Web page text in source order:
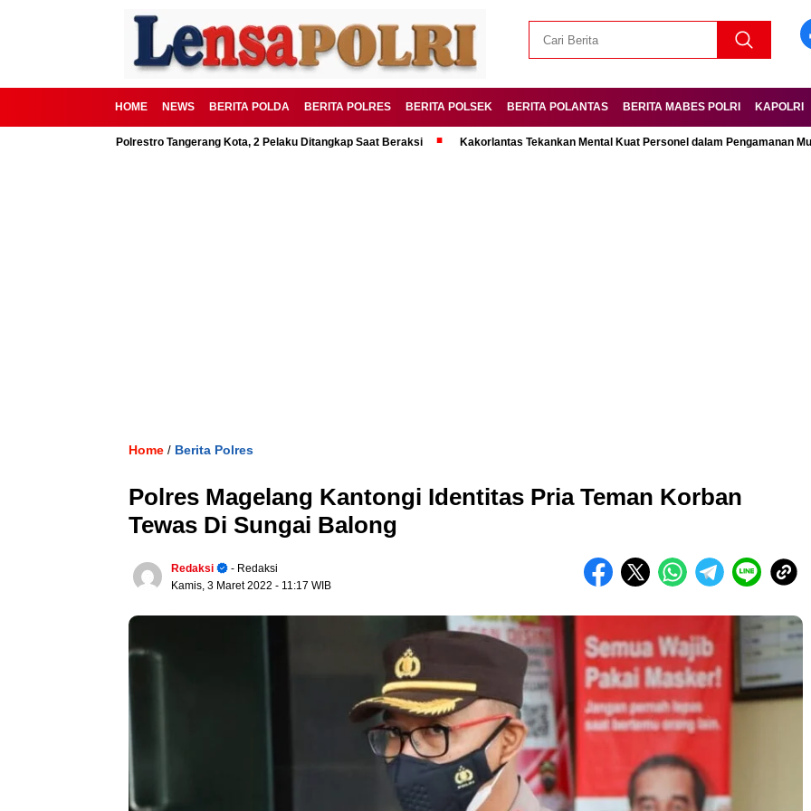
HOME NEWS BERITA POLDA BERITA POLRES BERITA POLSEK BERITA POLANTAS BERITA MABES POLRI KAPOLRI
Polrestro Tangerang Kota, 2 Pelaku Ditangkap Saat Beraksi Kakorlantas Tekankan Mental Kuat Personel dalam Pengamanan Mudik
Home / Berita Polres
Polres Magelang Kantongi Identitas Pria Teman Korban
Tewas Di Sungai Balong
Redaksi
- Redaksi
Kamis, 3 Maret 2022 - 11:17 WIB